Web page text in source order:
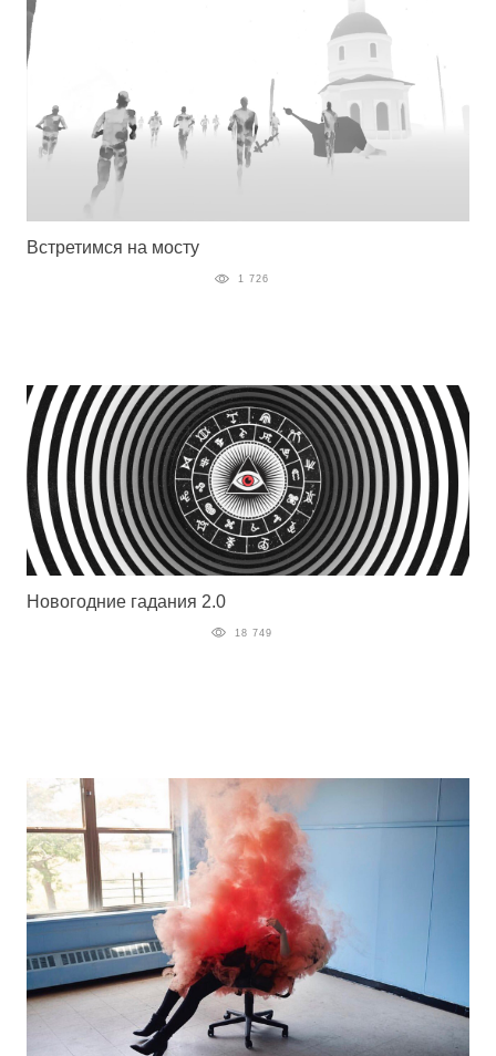
Встретимся на мосту
1 726
Новогодние гадания 2.0
18 749